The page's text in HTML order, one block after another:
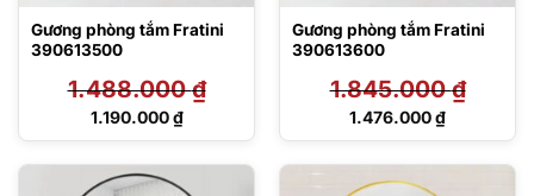
Gương phòng tắm Fratini
390613500
1.488.000₫
Giá
1.488.000 ₫.
1.190.000₫
Giá
tại
Gương phòng tắm Fratini
390613600
1.845.000₫
Giá
1.476.000₫
Giá